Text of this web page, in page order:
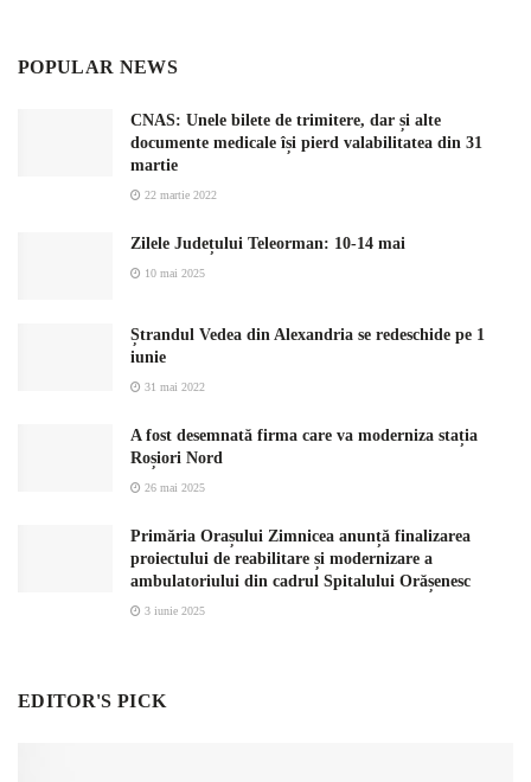
POPULAR NEWS
CNAS: Unele bilete de trimitere, dar și alte
documente medicale își pierd valabilitatea din 31
martie
22 martie 2022
Zilele Județului Teleorman: 10-14 mai
10 mai 2025
Ștrandul Vedea din Alexandria se redeschide pe 1
iunie
31 mai 2022
A fost desemnată firma care va moderniza stația
Roșiori Nord
26 mai 2025
Primăria Orașului Zimnicea anunță finalizarea
proiectului de reabilitare și modernizare a
ambulatoriului din cadrul Spitalului Orășenesc
3 iunie 2025
EDITOR'S PICK